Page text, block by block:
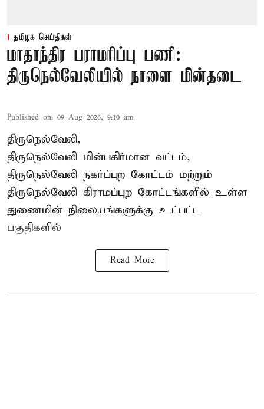
தமிழக செய்திகள்
மாதாந்திர பராமரிப்பு பணி:
திருநெல்வேலியில் நாளை மின்தடை
Published on: 09 Aug 2026, 9:10 am
திருநெல்வேலி,
திருநெல்வேலி மின்பகிர்மான வட்டம்,
திருநெல்வேலி நகர்ப்புற கோட்டம் மற்றும்
திருநெல்வேலி கிராமப்புற கோட்டங்களில் உள்ள
துணைமின் நிலையங்களுக்கு உட்பட்ட
பகுதிகளில்
Read More